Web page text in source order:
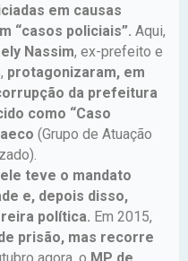
em causas
“casos policiais”. Aqui,
Nassim, ex-prefeito e
protagonizaram, em
da prefeitura
como “Caso
(Grupo de Atuação
ele teve o mandato
e, depois disso,
política. Em 2015,
prisão, mas recorre